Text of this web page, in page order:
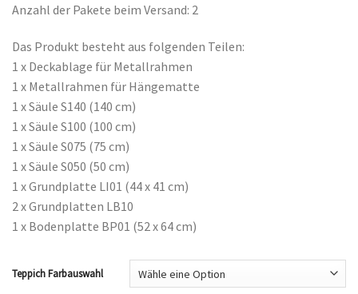
Anzahl der Pakete beim Versand: 2
Das Produkt besteht aus folgenden Teilen:
1 x Deckablage für Metallrahmen
1 x Metallrahmen für Hängematte
1 x Säule S140 (140 cm)
1 x Säule S100 (100 cm)
1 x Säule S075 (75 cm)
1 x Säule S050 (50 cm)
1 x Grundplatte LI01 (44 x 41 cm)
2 x Grundplatten LB10
1 x Bodenplatte BP01 (52 x 64 cm)
Teppich Farbauswahl